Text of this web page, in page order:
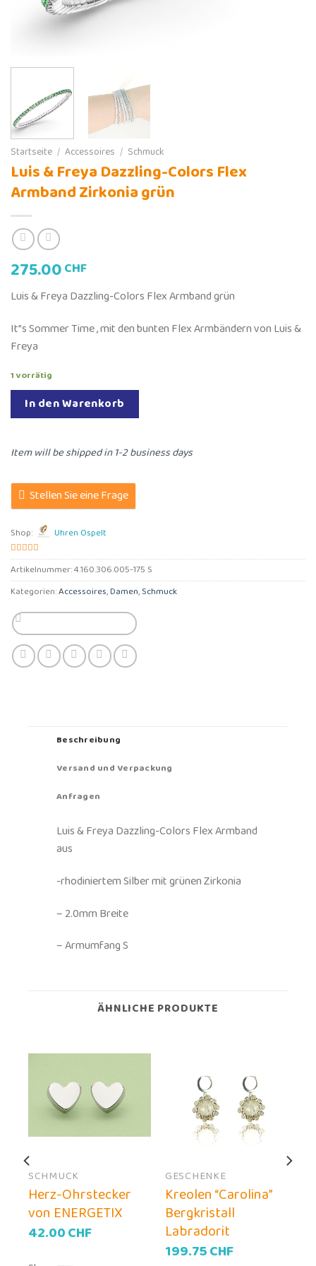
Startseite / Accessoires / Schmuck
Luis & Freya Dazzling-Colors Flex
Armband Zirkonia grün
275.00CHF
Luis & Freya Dazzling-Colors Flex Armband grün
It”s Sommer Time , mit den bunten Flex Armbändern von Luis &
Freya
1 vorrätig
In den Warenkorb
Item will be shipped in 1-2 business days
Stellen Sie eine Frage
Shop: Uhren Ospelt
5von 5
Artikelnummer:4.160.306.005-175 S
Kategorien:Accessoires,Damen,Schmuck
Beschreibung
Versand und Verpackung
Anfragen
Luis & Freya Dazzling-Colors Flex Armband
aus
-rhodiniertem Silber mit grünen Zirkonia
– 2.0mm Breite
– Armumfang S
ÄHNLICHE PRODUKTE
SCHMUCK
Herz-Ohrstecker
von ENERGETIX
42.00CHF
GESCHENKE
Kreolen “Carolina”
Bergkristall
Labradorit
199.75CHF